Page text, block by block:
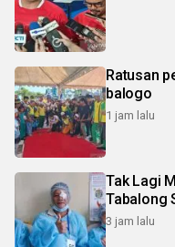
Ratusan
balogo
1 jam lalu
Tak Lagi
Tabalong
3 jam lalu